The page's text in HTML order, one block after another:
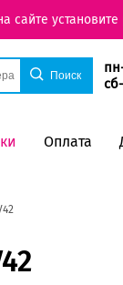
сайте
Оплата